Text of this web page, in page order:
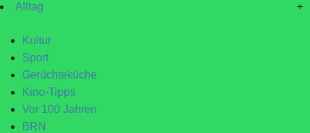
Alltag +
Kultur
Sport
Gerüchteküche
Kino-Tipps
Vor 100 Jahren
BRN